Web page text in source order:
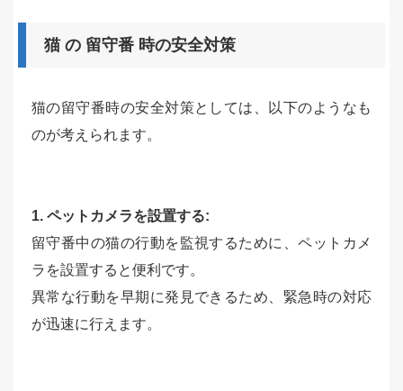
猫 の 留守番 時の安全対策
猫の留守番時の安全対策としては、以下のようなも
のが考えられます。
1. ペットカメラを設置する:
留守番中の猫の行動を監視するために、ペットカメ
ラを設置すると便利です。
異常な行動を早期に発見できるため、緊急時の対応
が迅速に行えます。